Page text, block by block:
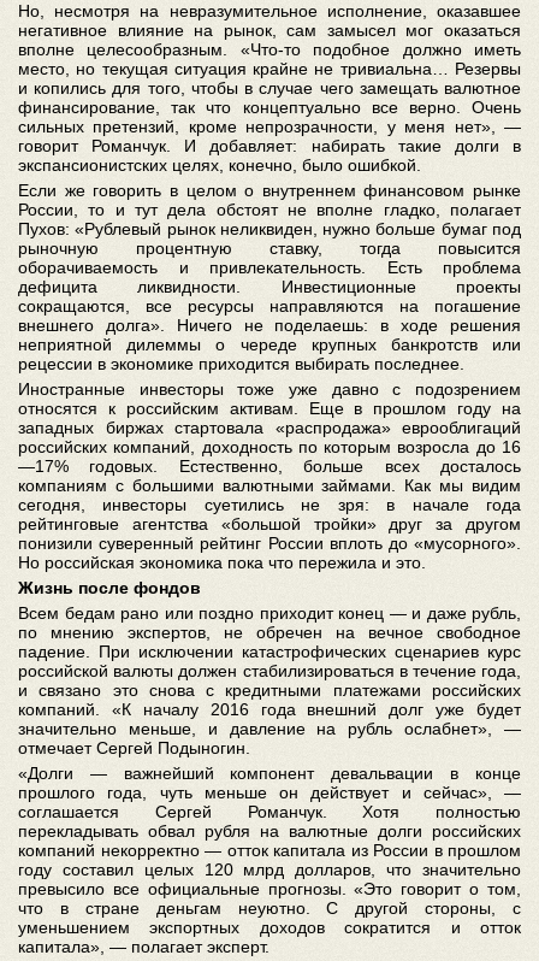
Но, несмотря на невразумительное исполнение, оказавшее
негативное влияние на рынок, сам замысел мог оказаться
вполне целесообразным. «Что-то подобное должно иметь
место, но текущая ситуация крайне не тривиальна… Резервы
и копились для того, чтобы в случае чего замещать валютное
финансирование, так что концептуально все верно. Очень
сильных претензий, кроме непрозрачности, у меня нет», —
говорит Романчук. И добавляет: набирать такие долги в
экспансионистских целях, конечно, было ошибкой.
Если же говорить в целом о внутреннем финансовом рынке
России, то и тут дела обстоят не вполне гладко, полагает
Пухов: «Рублевый рынок неликвиден, нужно больше бумаг под
рыночную процентную ставку, тогда повысится
оборачиваемость и привлекательность. Есть проблема
дефицита ликвидности. Инвестиционные проекты
сокращаются, все ресурсы направляются на погашение
внешнего долга». Ничего не поделаешь: в ходе решения
неприятной дилеммы о череде крупных банкротств или
рецессии в экономике приходится выбирать последнее.
Иностранные инвесторы тоже уже давно с подозрением
относятся к российским активам. Еще в прошлом году на
западных биржах стартовала «распродажа» еврооблигаций
российских компаний, доходность по которым возросла до 16
—17% годовых. Естественно, больше всех досталось
компаниям с большими валютными займами. Как мы видим
сегодня, инвесторы суетились не зря: в начале года
рейтинговые агентства «большой тройки» друг за другом
понизили суверенный рейтинг России вплоть до «мусорного».
Но российская экономика пока что пережила и это.
Жизнь после фондов
Всем бедам рано или поздно приходит конец — и даже рубль,
по мнению экспертов, не обречен на вечное свободное
падение. При исключении катастрофических сценариев курс
российской валюты должен стабилизироваться в течение года,
и связано это снова с кредитными платежами российских
компаний. «К началу 2016 года внешний долг уже будет
значительно меньше, и давление на рубль ослабнет», —
отмечает Сергей Подыногин.
«Долги — важнейший компонент девальвации в конце
прошлого года, чуть меньше он действует и сейчас», —
соглашается Сергей Романчук. Хотя полностью
перекладывать обвал рубля на валютные долги российских
компаний некорректно — отток капитала из России в прошлом
году составил целых 120 млрд долларов, что значительно
превысило все официальные прогнозы. «Это говорит о том,
что в стране деньгам неуютно. С другой стороны, с
уменьшением экспортных доходов сократится и отток
капитала», — полагает эксперт.